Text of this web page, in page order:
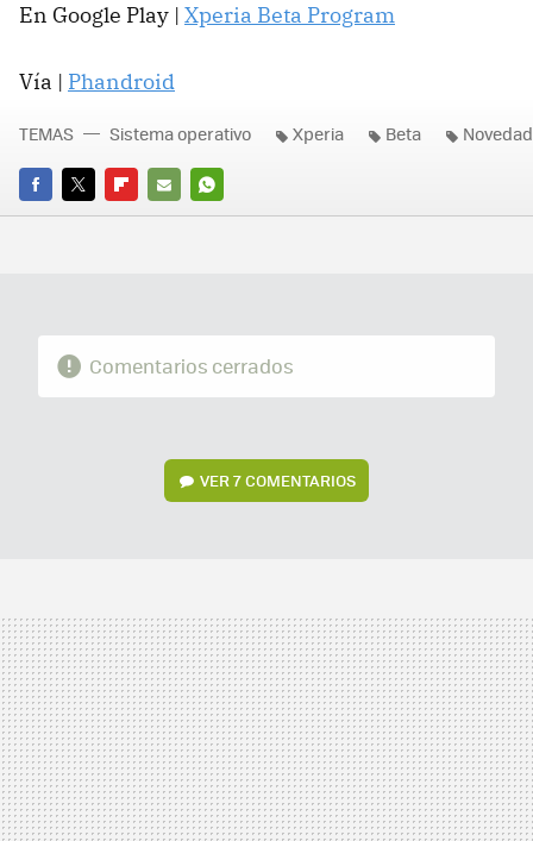
En Google Play | Xperia Beta Program
Vía | Phandroid
FACEBOOK
TWITTERFLIPBOARD
E-
WHATSAPP
TEMAS Sistema operativo Xperia Beta
Comentarios cerrados
VER7 COMENTARIOS